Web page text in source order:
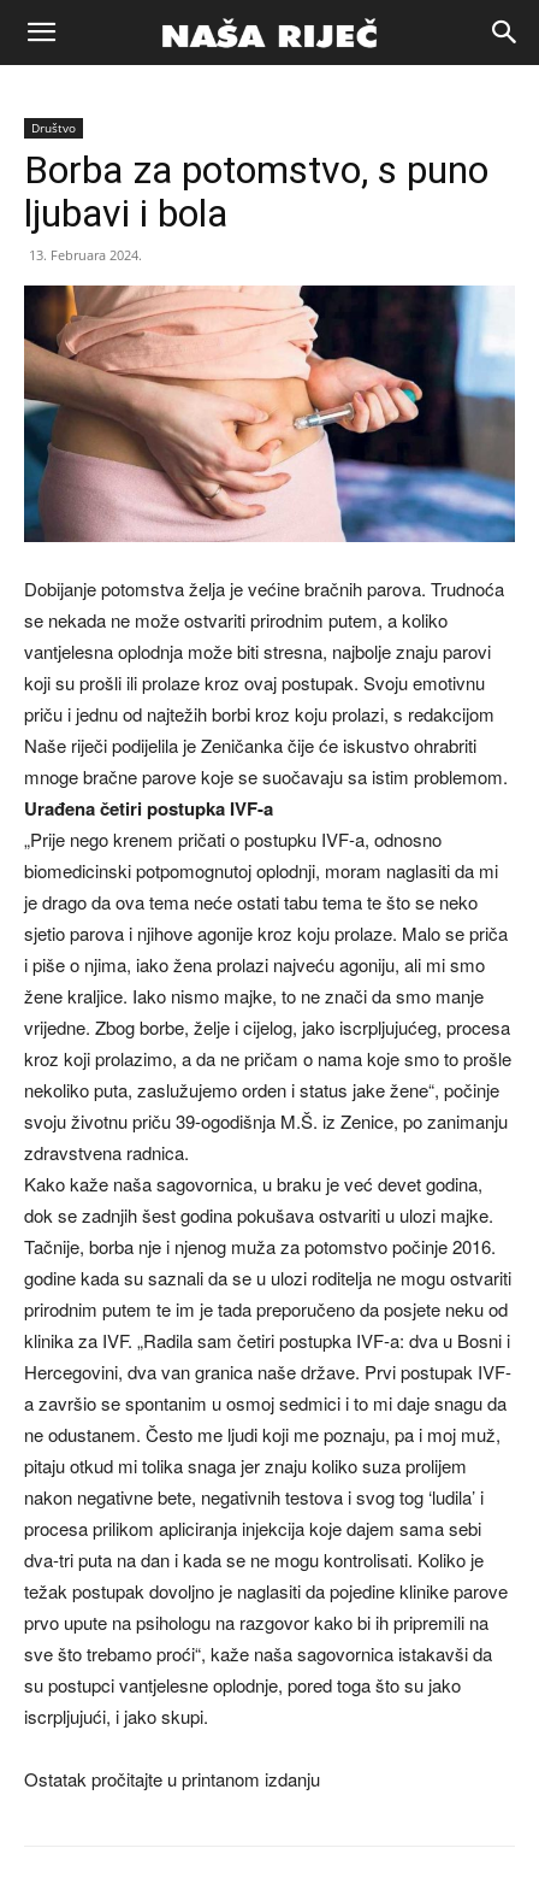
Naša
riječ
Zenica
Društvo
Borba za potomstvo, s puno
ljubavi i bola
13. Februara 2024.
Dobijanje potomstva želja je većine bračnih parova. Trudnoća
se nekada ne može ostvariti prirodnim putem, a koliko
vantjelesna oplodnja može biti stresna, najbolje znaju parovi
koji su prošli ili prolaze kroz ovaj postupak. Svoju emotivnu
priču i jednu od najtežih borbi kroz koju prolazi, s redakcijom
Naše riječi podijelila je Zeničanka čije će iskustvo ohrabriti
mnoge bračne parove koje se suočavaju sa istim problemom.
Urađena četiri postupka IVF-a
„Prije nego krenem pričati o postupku IVF-a, odnosno
biomedicinski potpomognutoj oplodnji, moram naglasiti da mi
je drago da ova tema neće ostati tabu tema te što se neko
sjetio parova i njihove agonije kroz koju prolaze. Malo se priča
i piše o njima, iako žena prolazi najveću agoniju, ali mi smo
žene kraljice. Iako nismo majke, to ne znači da smo manje
vrijedne. Zbog borbe, želje i cijelog, jako iscrpljujućeg, procesa
kroz koji prolazimo, a da ne pričam o nama koje smo to prošle
nekoliko puta, zaslužujemo orden i status jake žene“, počinje
svoju životnu priču 39-ogodišnja M.Š. iz Zenice, po zanimanju
zdravstvena radnica.
Kako kaže naša sagovornica, u braku je već devet godina,
dok se zadnjih šest godina pokušava ostvariti u ulozi majke.
Tačnije, borba nje i njenog muža za potomstvo počinje 2016.
godine kada su saznali da se u ulozi roditelja ne mogu ostvariti
prirodnim putem te im je tada preporučeno da posjete neku od
klinika za IVF. „Radila sam četiri postupka IVF-a: dva u Bosni i
Hercegovini, dva van granica naše države. Prvi postupak IVF-
a završio se spontanim u osmoj sedmici i to mi daje snagu da
ne odustanem. Često me ljudi koji me poznaju, pa i moj muž,
pitaju otkud mi tolika snaga jer znaju koliko suza prolijem
nakon negativne bete, negativnih testova i svog tog ‘ludila’ i
procesa prilikom apliciranja injekcija koje dajem sama sebi
dva-tri puta na dan i kada se ne mogu kontrolisati. Koliko je
težak postupak dovoljno je naglasiti da pojedine klinike parove
prvo upute na psihologu na razgovor kako bi ih pripremili na
sve što trebamo proći“, kaže naša sagovornica istakavši da
su postupci vantjelesne oplodnje, pored toga što su jako
iscrpljujući, i jako skupi.
Ostatak pročitajte u printanom izdanju